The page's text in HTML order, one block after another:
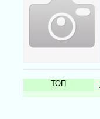
ТОП